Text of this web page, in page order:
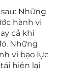
Những
hành vi
cả khi
Những
vi bạo lực
hiện lại